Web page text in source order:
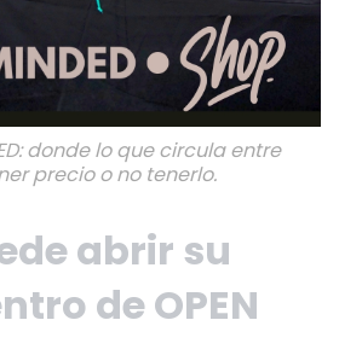
donde lo que circula entre
precio o no tenerlo.
abrir su
de OPEN